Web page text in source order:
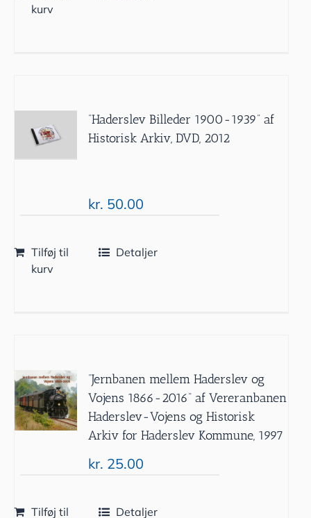
kurv
”Haderslev Billeder 1900-1939” af
Historisk Arkiv, DVD, 2012
kr. 50.00
Tilføj til
kurv
Detaljer
”Jernbanen mellem Haderslev og
Vojens 1866-2016” af Vereranbanen
Haderslev-Vojens og Historisk
Arkiv for Haderslev Kommune, 1997
kr. 25.00
Tilføj til Detaljer